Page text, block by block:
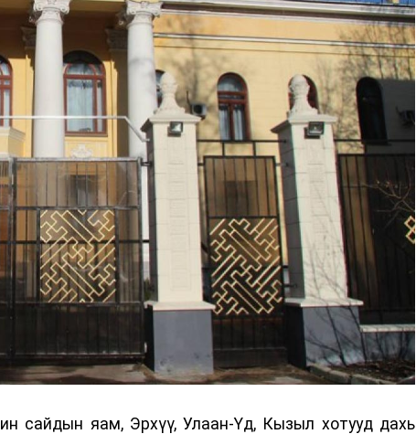
сайдын яам, Эрхүү, Улаан-Үд, Кызыл хотууд дахь